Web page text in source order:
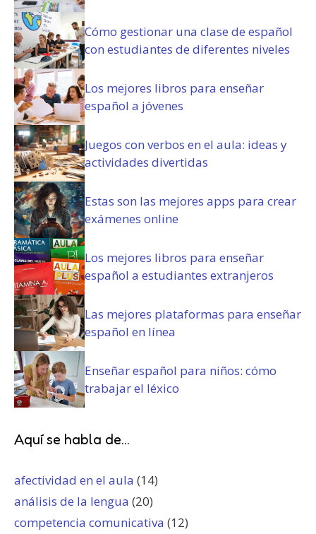
g
a
t
o
r
i
o
)
Cómo gestionar una clase de español
con estudiantes de diferentes niveles
Los mejores libros para enseñar
español a jóvenes
Juegos con verbos en el aula: ideas y
actividades divertidas
Estas son las mejores apps para crear
exámenes online
Los mejores libros para enseñar
español a estudiantes extranjeros
Las mejores plataformas para enseñar
español en línea
Enseñar español para niños: cómo
trabajar el léxico
Aquí se habla de...
afectividad en el aula (14)
análisis de la lengua (20)
competencia comunicativa (12)